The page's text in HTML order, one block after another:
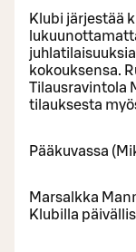
Klubi järjestää
kokouksensa.
Tilausravintola
tilauksesta
Pääkuvassa
Marsalkka
Klubilla